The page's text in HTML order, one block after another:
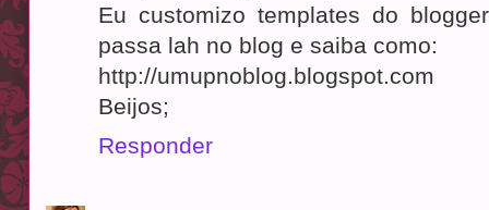
Eu customizo templates do
passa lah no blog e saiba como:
http://umupnoblog.blogspot.com
Beijos;
Responder